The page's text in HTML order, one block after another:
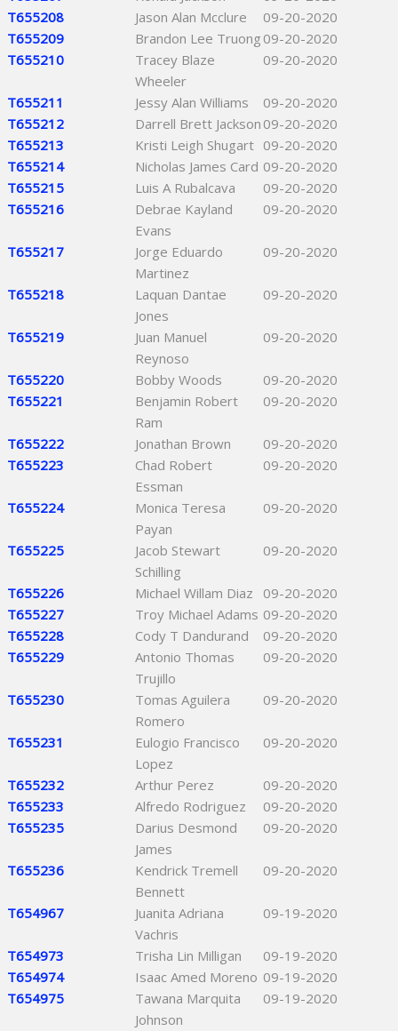
T655208
Jason Alan Mcclure
09-20-2020
T655209
Brandon Lee Truong 09-20-2020
T655210
Tracey Blaze
Wheeler
09-20-2020
T655211 Jessy Alan Williams
09-20-2020
T655212
Darrell Brett Jackson 09-20-2020
T655213
Kristi Leigh Shugart 09-20-2020
T655214
Nicholas James Card 09-20-2020
T655215
Luis A Rubalcava
09-20-2020
T655216
Debrae Kayland
Evans
09-20-2020
T655217
Jorge Eduardo
Martinez
09-20-2020
T655218
Laquan Dantae
Jones
09-20-2020
T655219
Juan Manuel
Reynoso
09-20-2020
T655220 Bobby Woods
09-20-2020
T655221
Benjamin Robert
Ram
09-20-2020
T655222 Jonathan Brown
09-20-2020
T655223
Chad Robert
Essman
09-20-2020
T655224
Monica Teresa
Payan
09-20-2020
T655225
Jacob Stewart
Schilling
09-20-2020
T655226 Michael Willam Diaz
09-20-2020
T655227
Troy Michael Adams 09-20-2020
T655228
Cody T Dandurand
09-20-2020
T655229
Antonio Thomas
Trujillo
09-20-2020
T655230
Tomas Aguilera
Romero
09-20-2020
T655231
Eulogio Francisco
Lopez
09-20-2020
T655232 Arthur Perez
09-20-2020
T655233
Alfredo Rodriguez
09-20-2020
T655235
Darius Desmond
James
09-20-2020
T655236
Kendrick Tremell
Bennett
09-20-2020
T654967
Juanita Adriana
Vachris
09-19-2020
T654973 Trisha Lin Milligan
09-19-2020
T654974
Isaac Amed Moreno 09-19-2020
T654975
Tawana Marquita
Johnson
09-19-2020